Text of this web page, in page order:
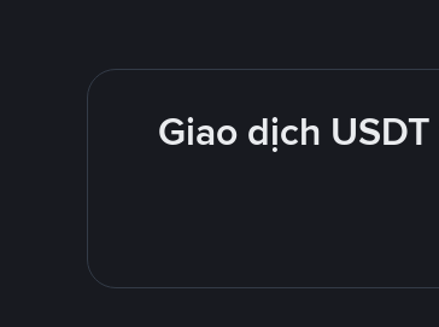
Giao dịch